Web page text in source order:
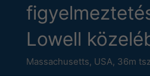
Lowell
Massachusetts, USA, 36m